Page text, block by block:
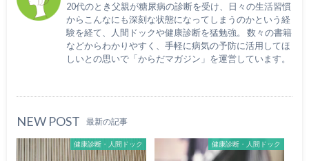
20代のとき父親が糖尿病の診断を受け、日々の生活習慣
からこんなにも深刻な状態になってしまうのかという経
験を経て、人間ドックや健康診断を猛勉強。 数々の書籍
などからわかりやすく、手軽に病気の予防に活用してほ
しいとの思いで「からだマガジン」を運営しています。
NEW POST 最新の記事
健康診断・人間ドック 健康診断・人間ドック